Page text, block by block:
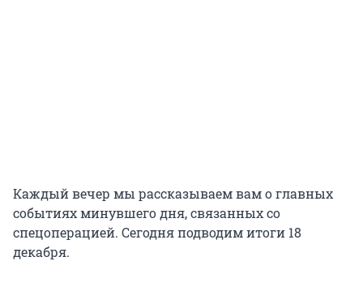
Каждый вечер мы рассказываем вам о главных
событиях минувшего дня, связанных со
спецоперацией. Сегодня подводим итоги 18
декабря.